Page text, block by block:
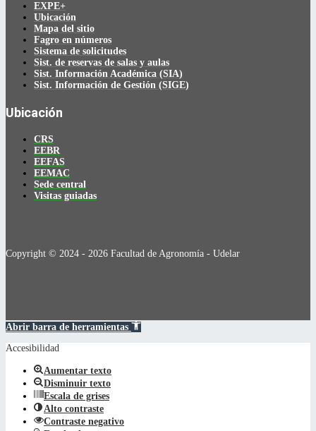
EXPE+
Ubicación
Mapa del sitio
Fagro en números
Sistema de solicitudes
Sist. de reservas de salas y aulas
Sist. Información Académica (SIA)
Sist. Información de Gestión (SIGE)
Ubicación
CRS
EEBR
EEFAS
EEMAC
Sede central
Visitas guiadas
Copyright © 2024 - 2026 Facultad de Agronomía - Udelar
Abrir barra de herramientas
Accesibilidad
Aumentar texto
Disminuir texto
Escala de grises
Alto contraste
Contraste negativo